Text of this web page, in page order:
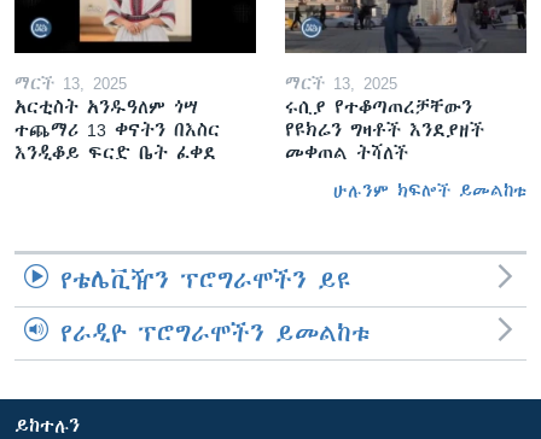
ማርች 13, 2025
አርቲስት አንዱዓለም ጎሣ
ተጨማሪ 13 ቀናትን በእስር
እንዲቆይ ፍርድ ቤት ፈቀደ
ማርች 13, 2025
ሩሲያ የተቆጣጠረቻቸውን
የዩክሬን ግዛቶች እንደያዘች
መቀጠል ትሻለች
ሁሉንም ክፍሎች ይመልከቱ
የቴሌቪዥን ፕሮግራሞችን ይዩ
የራዲዮ ፕሮግራሞችን ይመልከቱ
ይከተሉን